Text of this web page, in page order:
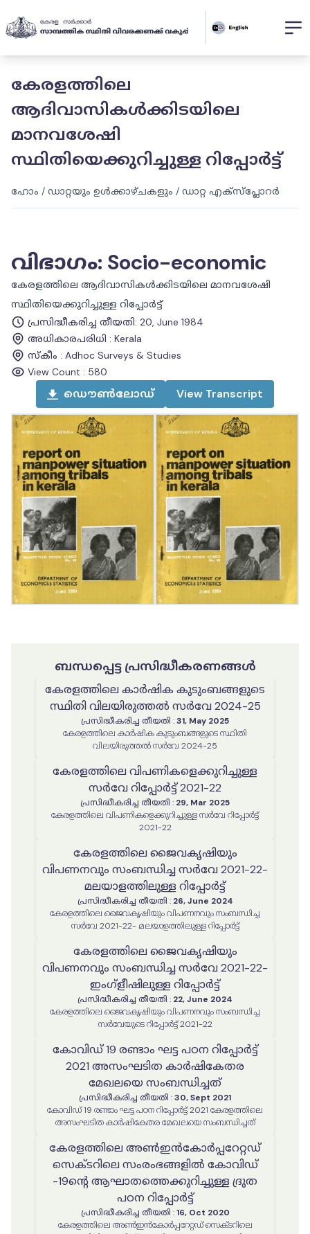
കേരളത്തിലെ
ആദിവാസികൾക്കിടയിലെ
മാനവശേഷി
സ്ഥിതിയെക്കുറിച്ചുള്ള റിപ്പോർട്ട്
ഹോം / ഡാറ്റയും ഉൾക്കാഴ്ചകളും / ഡാറ്റ എക്സ്പ്ലോറർ
വിഭാഗം: Socio-economic
കേരളത്തിലെ ആദിവാസികൾക്കിടയിലെ മാനവശേഷി
സ്ഥിതിയെക്കുറിച്ചുള്ള റിപ്പോർട്ട്
പ്രസിദ്ധീകരിച്ച തീയതി: 20, June 1984
അധികാരപരിധി : Kerala
സ്കീം : Adhoc Surveys & Studies
View Count : 580
ഡൌൺലോഡ് View Transcript
ബന്ധപ്പെട്ട പ്രസിദ്ധീകരണങ്ങൾ
കേരളത്തിലെ കാർഷിക കുടുംബങ്ങളുടെ
സ്ഥിതി വിലയിരുത്തൽ സർവേ 2024-25
പ്രസിദ്ധീകരിച്ച തീയതി :31, May 2025
കേരളത്തിലെ കാർഷിക കുടുംബങ്ങളുടെ സ്ഥിതി
വിലയിരുത്തൽ സർവേ 2024-25
കേരളത്തിലെ വിപണികളെക്കുറിച്ചുള്ള
സർവേ റിപ്പോർട്ട് 2021-22
പ്രസിദ്ധീകരിച്ച തീയതി : 29, Mar 2025
കേരളത്തിലെ വിപണികളെക്കുറിച്ചുള്ള സർവേ റിപ്പോർട്ട്
2021-22
കേരളത്തിലെ ജൈവകൃഷിയും
വിപണനവും സംബന്ധിച്ച സർവേ 2021-22-
മലയാളത്തിലുള്ള റിപ്പോർട്ട്
പ്രസിദ്ധീകരിച്ച തീയതി : 26, June 2024
കേരളത്തിലെ ജൈവകൃഷിയും വിപണനവും സംബന്ധിച്ച
സർവേ 2021-22- മലയാളത്തിലുള്ള റിപ്പോർട്ട്
കേരളത്തിലെ ജൈവകൃഷിയും
വിപണനവും സംബന്ധിച്ച സർവേ 2021-22-
ഇംഗ്ളീഷിലുള്ള റിപ്പോർട്ട്
പ്രസിദ്ധീകരിച്ച തീയതി : 22, June 2024
കേരളത്തിലെ ജൈവകൃഷിയും വിപണനവും സംബന്ധിച്ച
സർവേയുടെ റിപ്പോർട്ട് 2021-22
കോവിഡ് 19 രണ്ടാം ഘട്ട പഠന റിപ്പോർട്ട്
2021 അസംഘടിത കാർഷികേതര
മേഖലയെ സംബന്ധിച്ചത്
പ്രസിദ്ധീകരിച്ച തീയതി :30, Sept 2021
കോവിഡ് 19 രണ്ടാം ഘട്ട പഠന റിപ്പോർട്ട് 2021 കേരളത്തിലെ
അസംഘടിത കാർഷികേതര മേഖലയെ സംബന്ധിച്ചത്
കേരളത്തിലെ അൺഇൻകോർപ്പറേറ്റഡ്
സെക്ടറിലെ സംരംഭങ്ങളില്‍ കോവിഡ്
-19ന്‍റെ ആഘാതത്തെക്കുറിച്ചുള്ള ദ്രുത
പഠന റിപ്പോർട്ട്
പ്രസിദ്ധീകരിച്ച തീയതി : 16, Oct 2020
കേരളത്തിലെ അൺഇൻകോർപ്പറേറ്റഡ് സെക്ടറിലെ